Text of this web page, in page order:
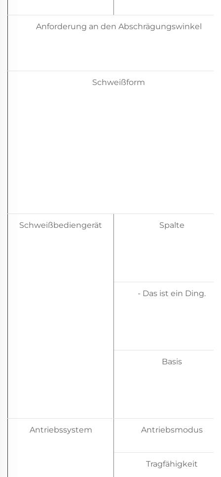
Anforderung an den Abschrägungswinkel
Schweißform
Schweißbediengerät Spalte
- Das ist ein Ding.
Basis
Antriebssystem Antriebsmodus
Tragfähigkeit